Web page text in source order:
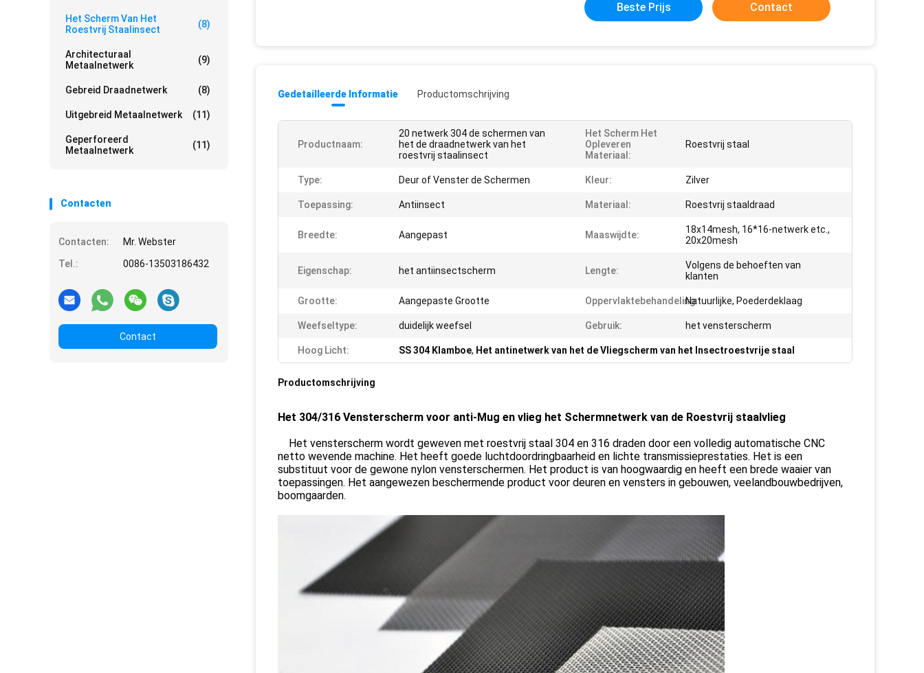
Het Scherm Van Het
Roestvrij Staalinsect
(8)
Architecturaal
Metaalnetwerk
(9)
Gebreid Draadnetwerk (8)
Uitgebreid Metaalnetwerk (11)
Geperforeerd
Metaalnetwerk
(11)
Contacten
Contacten:
Mr. Webster
Tel.:
0086-13503186432
Contact
Beste Prijs Contact
Gedetailleerde Informatie Productomschrijving
Productnaam:
20 netwerk 304 de schermen van
het de draadnetwerk van het
roestvrij staalinsect
Het Scherm Het
Opleveren
Materiaal:
Roestvrij staal
Type: Deur of Venster de Schermen Kleur: Zilver
Toepassing: Antiinsect Materiaal: Roestvrij staaldraad
Breedte: Aangepast Maaswijdte:
18x14mesh, 16*16-netwerk etc.,
20x20mesh
Eigenschap: het antiinsectscherm Lengte:
Volgens de behoeften van
klanten
Grootte: Aangepaste Grootte Oppervlaktebehandeling:Natuurlijke, Poederdeklaag
Weefseltype: duidelijk weefsel Gebruik: het vensterscherm
Hoog Licht: SS 304 Klamboe, Het antinetwerk van het de Vliegscherm van het Insectroestvrije staal
Productomschrijving
Het 304/316 Vensterscherm voor anti-Mug en vlieg het Schermnetwerk van de Roestvrij staalvlieg
Het vensterscherm wordt geweven met roestvrij staal 304 en 316 draden door een volledig automatische CNC
netto wevende machine. Het heeft goede luchtdoordringbaarheid en lichte transmissieprestaties. Het is een
substituut voor de gewone nylon vensterschermen. Het product is van hoogwaardig en heeft een brede waaier van
toepassingen. Het aangewezen beschermende product voor deuren en vensters in gebouwen, veelandbouwbedrijven,
boomgaarden.